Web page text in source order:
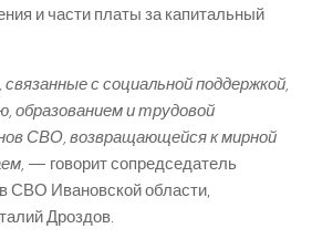
и части платы за капитальный
с социальной поддержкой,
образованием и трудовой
СВО, возвращающейся к мирной
— говорит сопредседатель
СВО Ивановской области,
Дроздов.